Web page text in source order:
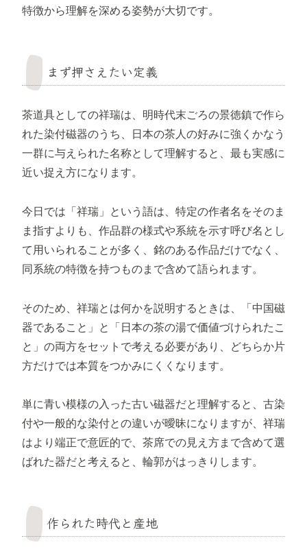
特徴から理解を深める姿勢が大切です。
まず押さえたい定義
茶道具としての祥瑞は、明時代末ごろの景徳鎮で作ら
れた染付磁器のうち、日本の茶人の好みに強くかなう
一群に与えられた名称として理解すると、最も実感に
近い捉え方になります。
今日では「祥瑞」という語は、特定の作者名をそのま
ま指すよりも、作品群の様式や系統を示す呼び名とし
て用いられることが多く、銘のある作品だけでなく、
同系統の特徴を持つものまで含めて語られます。
そのため、祥瑞とは何かを説明するときは、「中国磁
器であること」と「日本の茶の湯で価値づけられたこ
と」の両方をセットで考える必要があり、どちらか片
方だけでは本質をつかみにくくなります。
単に青い模様の入った古い磁器だと理解すると、古染
付や一般的な染付との違いが曖昧になりますが、祥瑞
はより端正で意匠的で、茶席での見え方まで含めて選
ばれた器だと考えると、輪郭がはっきりします。
作られた時代と産地